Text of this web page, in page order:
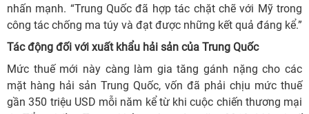
nhấn mạnh. “Trung Quốc đã hợp tác chặt chẽ với Mỹ trong
công tác chống ma túy và đạt được những kết quả đáng kể.”
Tác động đối với xuất khẩu hải sản của Trung Quốc
Mức thuế mới này càng làm gia tăng gánh nặng cho các
mặt hàng hải sản Trung Quốc, vốn đã phải chịu mức thuế
gần 350 triệu USD mỗi năm kể từ khi cuộc chiến thương mại